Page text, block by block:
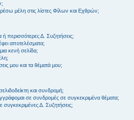
μέλη στις λίστες Φίλων και Εχθρών;
περισσότερες Δ. Συζητήσεις;
αποτελέσματα;
κενή σελίδα;
μου και τα θέματά μου;
και συνδρομή;
σε συνδρομές σε συγκεκριμένα θέματα;
Δ. Συζητήσεις;